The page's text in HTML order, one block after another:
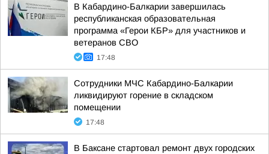
В Кабардино-Балкарии завершилась
республиканская образовательная
программа «Герои КБР» для участников и
ветеранов СВО
17:48
Сотрудники МЧС Кабардино-Балкарии
ликвидируют горение в складском
помещении
17:48
В Баксане стартовал ремонт двух городских